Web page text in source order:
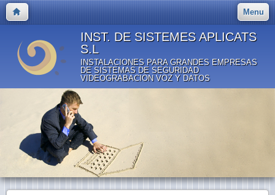
Menu
INST. DE SISTEMES APLICATS
S.L
INSTALACIONES PARA GRANDES EMPRESAS
DE SISTEMAS DE SEGURIDAD
VIDEOGRABACION VOZ Y DATOS